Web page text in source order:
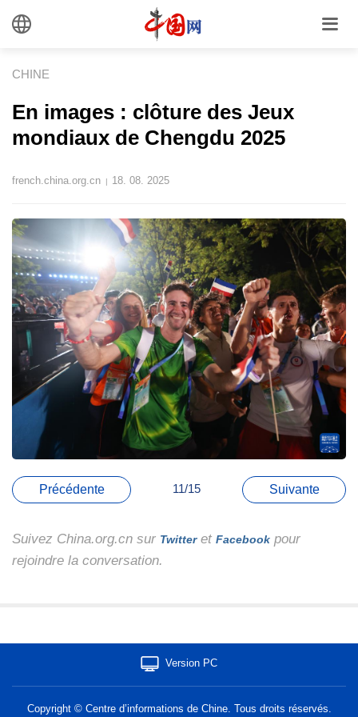
CHINE
En images : clôture des Jeux
mondiaux de Chengdu 2025
french.china.org.cn | 18. 08. 2025
Précédente 11/15 Suivante
Suivez China.org.cn sur Twitteret Facebook pour
rejoindre la conversation.
Version PC
Copyright © Centre d’informations de Chine. Tous droits réservés.